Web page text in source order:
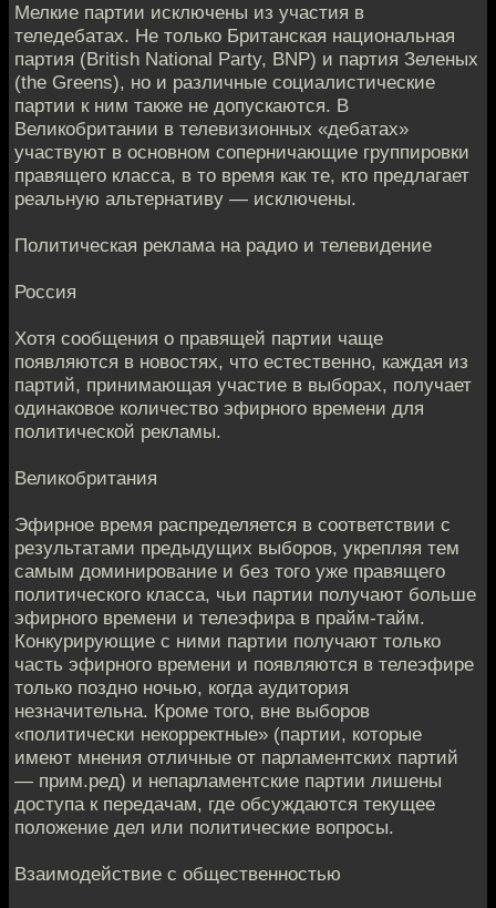
Мелкие партии исключены из участия в
теледебатах. Не только Британская национальная
партия (British National Party, BNP) и партия Зеленых
(the Greens), но и различные социалистические
партии к ним также не допускаются. В
Великобритании в телевизионных «дебатах»
участвуют в основном соперничающие группировки
правящего класса, в то время как те, кто предлагает
реальную альтернативу — исключены.
Политическая реклама на радио и телевидение
Россия
Хотя сообщения о правящей партии чаще
появляются в новостях, что естественно, каждая из
партий, принимающая участие в выборах, получает
одинаковое количество эфирного времени для
политической рекламы.
Великобритания
Эфирное время распределяется в соответствии с
результатами предыдущих выборов, укрепляя тем
самым доминирование и без того уже правящего
политического класса, чьи партии получают больше
эфирного времени и телеэфира в прайм-тайм.
Конкурирующие с ними партии получают только
часть эфирного времени и появляются в телеэфире
только поздно ночью, когда аудитория
незначительна. Кроме того, вне выборов
«политически некорректные» (партии, которые
имеют мнения отличные от парламентских партий
— прим.ред) и непарламентские партии лишены
доступа к передачам, где обсуждаются текущее
положение дел или политические вопросы.
Взаимодействие с общественностью